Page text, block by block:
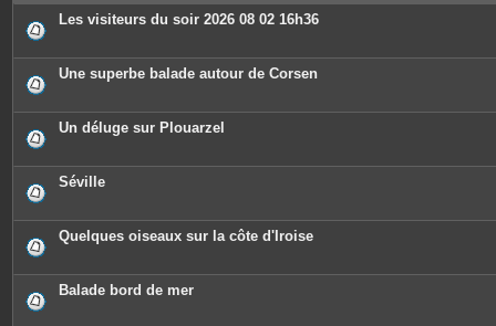
Les visiteurs du soir 2026 08 02 16h36
Une superbe balade autour de Corsen
Un déluge sur Plouarzel
Séville
Quelques oiseaux sur la côte d'Iroise
Balade bord de mer